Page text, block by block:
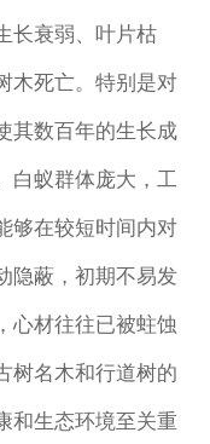
长衰弱、叶片枯
木死亡。特别是对
其数百年的生长成
白蚁群体庞大，工
够在较短时间内对
隐蔽，初期不易发
心材往往已被蛀蚀
树名木和行道树的
和生态环境至关重